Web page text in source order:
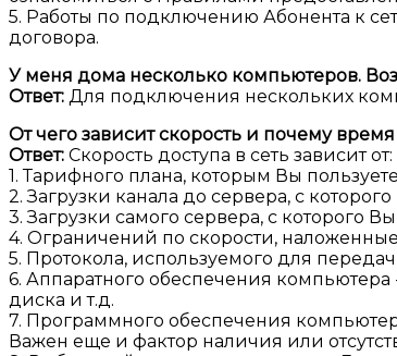
5. Работы по подключению Абонента к
договора.
У меня дома несколько компьютеров.
Ответ: Для подключения нескольких
От чего зависит скорость и почему
Ответ: Скорость доступа в сеть зависит от:
1. Тарифного плана, которым Вы
2. Загрузки канала до сервера, с
3. Загрузки самого сервера, с которого
4. Ограничений по скорости,
5. Протокола, используемого для
6. Аппаратного обеспечения компьютера
диска и т.д.
7. Программного обеспечения
Важен еще и фактор наличия или